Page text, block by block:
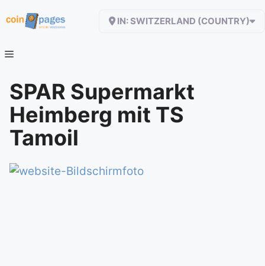
Inhalt
IN: SWITZERLAND (COUNTRY)
SPAR Supermarkt
Heimberg mit TS
Tamoil